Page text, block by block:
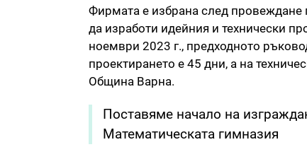
Фирмата е избрана след провеждане
да изработи идейния и технически
ноември 2023 г., предходното
проектирането е 45 дни, а на
Община Варна.
Поставяме начало на
Математическата гимназия